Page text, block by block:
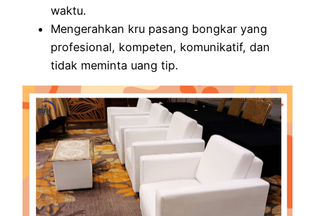
waktu.
Mengerahkan kru pasang bongkar yang
profesional, kompeten, komunikatif, dan
tidak meminta uang tip.